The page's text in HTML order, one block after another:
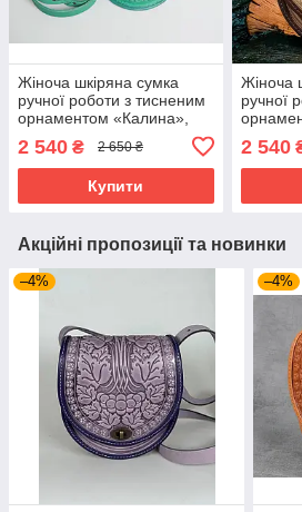
Жіноча шкіряна сумка
ручної роботи з тисненим
орнаментом «Калина»,
натуральної шкіри,
20*21*8 см
2 540 ₴ 2 650 ₴
Купити
Жіноча
ручної
20*21*8
2 540
Акційні пропозиції та новинки
–4% –4%